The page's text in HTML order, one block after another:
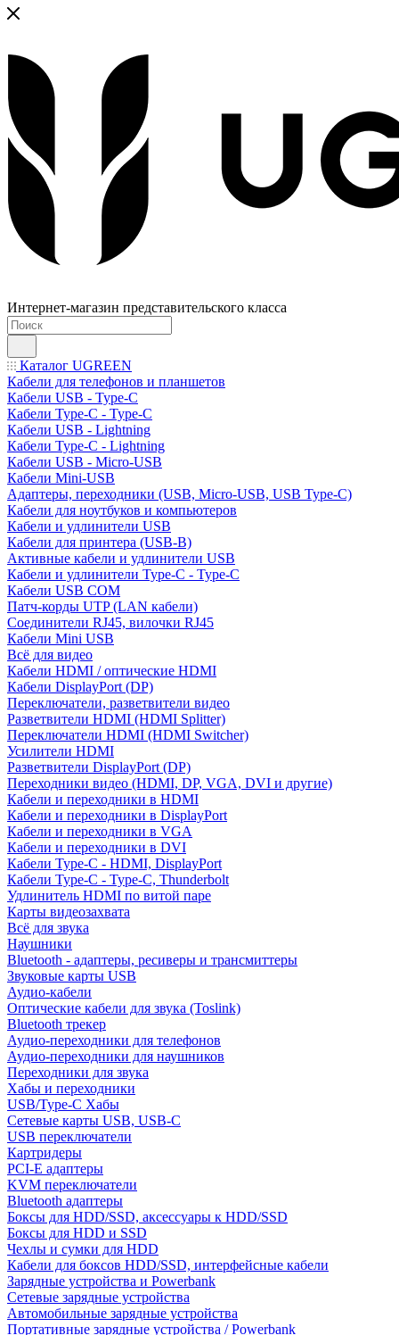
Интернет-магазин представительского класса
Каталог UGREEN
Кабели для телефонов и планшетов
Кабели USB - Type-C
Кабели Type-C - Type-C
Кабели USB - Lightning
Кабели Type-C - Lightning
Кабели USB - Micro-USB
Кабели Mini-USB
Адаптеры, переходники (USB, Micro-USB, USB Type-C)
Кабели для ноутбуков и компьютеров
Кабели и удлинители USB
Кабели для принтера (USB-B)
Активные кабели и удлинители USB
Кабели и удлинители Type-C - Type-C
Кабели USB COM
Патч-корды UTP (LAN кабели)
Соединители RJ45, вилочки RJ45
Кабели Mini USB
Всё для видео
Кабели HDMI / оптические HDMI
Кабели DisplayPort (DP)
Переключатели, разветвители видео
Разветвители HDMI (HDMI Splitter)
Переключатели HDMI (HDMI Switcher)
Усилители HDMI
Разветвители DisplayPort (DP)
Переходники видео (HDMI, DP, VGA, DVI и другие)
Кабели и переходники в HDMI
Кабели и переходники в DisplayPort
Кабели и переходники в VGA
Кабели и переходники в DVI
Кабели Type-C - HDMI, DisplayPort
Кабели Type-C - Type-C, Thunderbolt
Удлинитель HDMI по витой паре
Карты видеозахвата
Всё для звука
Наушники
Bluetooth - адаптеры, ресиверы и трансмиттеры
Звуковые карты USB
Аудио-кабели
Оптические кабели для звука (Toslink)
Bluetooth трекер
Аудио-переходники для телефонов
Аудио-переходники для наушников
Переходники для звука
Хабы и переходники
USB/Type-C Хабы
Сетевые карты USB, USB-C
USB переключатели
Картридеры
PCI-E адаптеры
KVM переключатели
Bluetooth адаптеры
Боксы для HDD/SSD, аксессуары к HDD/SSD
Боксы для HDD и SSD
Чехлы и сумки для HDD
Кабели для боксов HDD/SSD, интерфейсные кабели
Зарядные устройства и Powerbank
Сетевые зарядные устройства
Автомобильные зарядные устройства
Портативные зарядные устройства / Powerbank